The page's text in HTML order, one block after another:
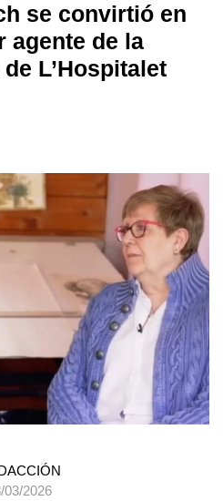
se convirtió en
agente de la
L’Hospitalet
03/2026